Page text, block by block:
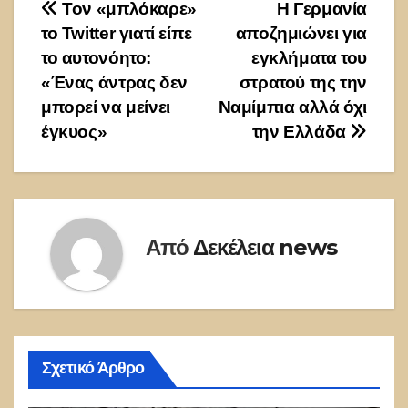
Πλοήγηση
άρθρων
Η Γερμανία
αποζημιώνει για
εγκλήματα του
στρατού της την
Ναμίμπια αλλά όχι
την Ελλάδα
Τον «μπλόκαρε»
το Twitter γιατί είπε
το αυτονόητο:
«Ένας άντρας δεν
μπορεί να μείνει
έγκυος»
Από Δεκέλεια news
Σχετικό Άρθρο